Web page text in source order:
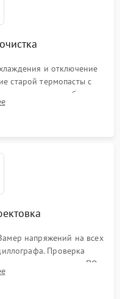
и отключение
старой термопасты с
с банок
от пыли и окислов.
напряжений на всех
Проверка
ПО